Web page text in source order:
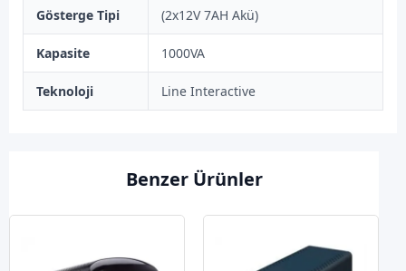
Gösterge Tipi (2x12V 7AH Akü)
Kapasite 1000VA
Teknoloji Line Interactive
Benzer Ürünler